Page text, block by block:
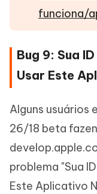
funciona/
Bug 9: Sua
Usar Este
Alguns usuários
26/18 beta
problema "Sua
Este Aplicativo